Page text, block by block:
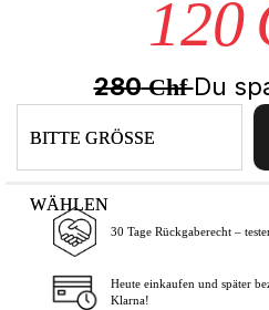
120
280ChfDu
BITTE GRÖSSE
WÄHLEN
30 Tage Rückgaberecht –
Heute einkaufen und später
Klarna!